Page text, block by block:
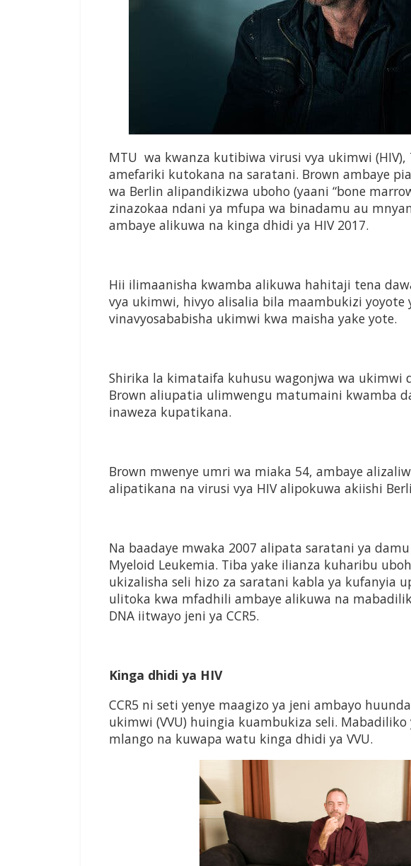
MTU wa kwanza kutibiwa virusi vya ukimwi (HIV),
amefariki kutokana na saratani. Brown ambaye
wa Berlin alipandikizwa uboho (yaani “bone
zinazokaa ndani ya mfupa wa binadamu au
ambaye alikuwa na kinga dhidi ya HIV 2017.
Hii ilimaanisha kwamba alikuwa hahitaji tena
vya ukimwi, hivyo alisalia bila maambukizi yoyote
vinavyosababisha ukimwi kwa maisha yake yote.
Shirika la kimataifa kuhusu wagonjwa wa ukimwi
Brown aliupatia ulimwengu matumaini kwamba
inaweza kupatikana.
Brown mwenye umri wa miaka 54, ambaye
alipatikana na virusi vya HIV alipokuwa akiishi
Na baadaye mwaka 2007 alipata saratani ya
Myeloid Leukemia. Tiba yake ilianza kuharibu
ukizalisha seli hizo za saratani kabla ya kufanyia
ulitoka kwa mfadhili ambaye alikuwa na
DNA iitwayo jeni ya CCR5.
Kinga dhidi ya HIV
CCR5 ni seti yenye maagizo ya jeni ambayo
ukimwi (VVU) huingia kuambukiza seli. Mabadiliko
mlango na kuwapa watu kinga dhidi ya VVU.